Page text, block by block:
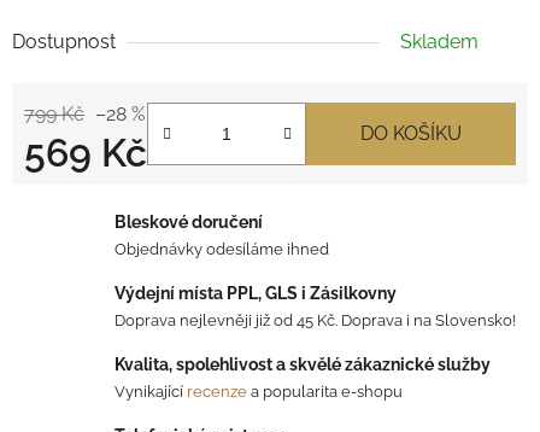
Dostupnost Skladem
799 Kč –28 %
569 Kč DO KOŠÍKU
Bleskové doručení
Objednávky odesíláme ihned
Výdejní místa PPL, GLS i Zásilkovny
Doprava nejlevněji již od 45 Kč. Doprava i na Slovensko!
Kvalita, spolehlivost a skvělé zákaznické služby
Vynikající recenze a popularita e-shopu